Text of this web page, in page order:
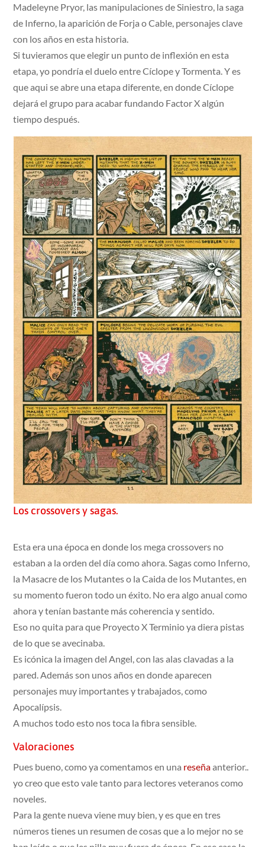
Madeleyne Pryor, las manipulaciones de Siniestro, la saga
de Inferno, la aparición de Forja o Cable, personajes clave
con los años en esta historia.
Si tuvieramos que elegir un punto de inflexión en esta
etapa, yo pondría el duelo entre Cíclope y Tormenta. Y es
que aqui se abre una etapa diferente, en donde Cíclope
dejará el grupo para acabar fundando Factor X algún
tiempo después.
Los crossovers y sagas.
Esta era una época en donde los mega crossovers no
estaban a la orden del día como ahora. Sagas como Inferno,
la Masacre de los Mutantes o la Caida de los Mutantes, en
su momento fueron todo un éxito. No era algo anual como
ahora y tenían bastante más coherencia y sentido.
Eso no quita para que Proyecto X Terminio ya diera pistas
de lo que se avecinaba.
Es icónica la imagen del Angel, con las alas clavadas a la
pared. Además son unos años en donde aparecen
personajes muy importantes y trabajados, como
Apocalípsis.
A muchos todo esto nos toca la fibra sensible.
Valoraciones
Pues bueno, como ya comentamos en una reseñaanterior..
yo creo que esto vale tanto para lectores veteranos como
noveles.
Para la gente nueva viene muy bien, y es que en tres
números tienes un resumen de cosas que a lo mejor no se